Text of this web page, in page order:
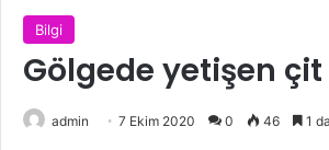
Bilgi
Gölgede yetişen
admin 7 Ekim 2020 0 46 1